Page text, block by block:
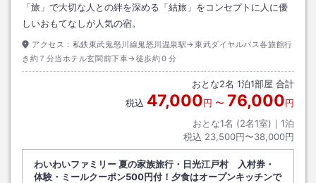
「旅」で大切な人との絆を深める「結旅」をコンセプトに人に優
しいおもてなしが人気の宿。
アクセス： 私鉄東武鬼怒川線鬼怒川温泉駅→東武ダイヤルバス各旅館行
き約７分当ホテル玄関前下車→徒歩約０分
おとな2名 1泊1部屋 合計
税込 47,000円 〜 76,000円
おとな1名 (2名1室)｜ 1泊
税込 23,500円〜38,000円
わいわいファミリー 夏の家族旅行・日光江戸村 入村券・
体験・ミールクーポン500円付！夕食はオープンキッチンで